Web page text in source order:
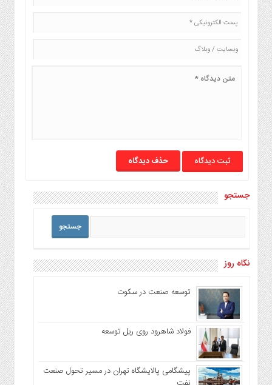
حذف دیدگاه
جستجو
نگاه روز
توسعه صنعت در سکوت
فولاد شاهرود روی ریل توسعه
پیشگامی پالایشگاه تهران در مسیر تحول صنعت